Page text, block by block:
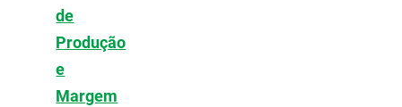
de
Produção
e
Margem